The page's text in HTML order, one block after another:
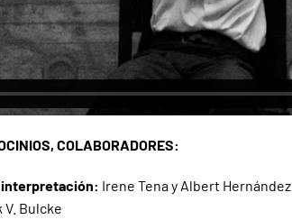
COLABORADORES:
Irene Tena y Albert Hernández
V. Bulcke